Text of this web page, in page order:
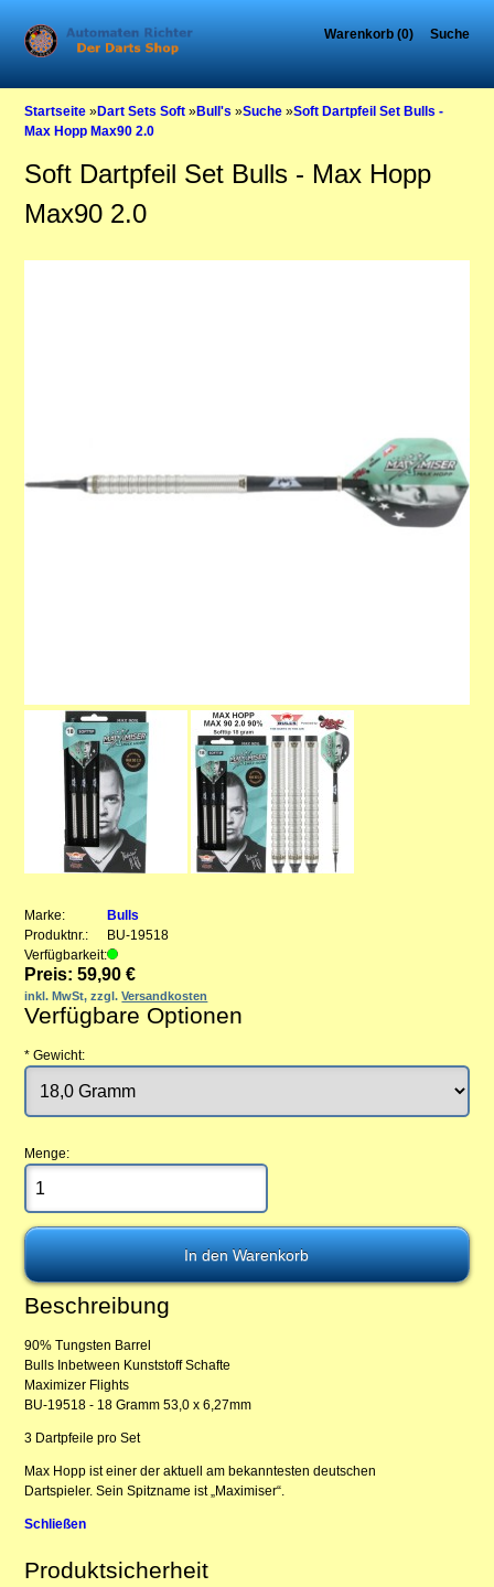
Warenkorb (0) Suche
Startseite »Dart Sets Soft »Bull's »Suche »Soft Dartpfeil Set Bulls -
Max Hopp Max90 2.0
Soft Dartpfeil Set Bulls - Max Hopp
Max90 2.0
Marke:
Bulls
Produktnr.:
BU-19518
Verfügbarkeit:
Preis: 59,90 €
inkl. MwSt, zzgl.Versandkosten
Verfügbare Optionen
* Gewicht:
Menge:
Beschreibung
90% Tungsten Barrel
Bulls Inbetween Kunststoff Schafte
Maximizer Flights
BU-19518 - 18 Gramm 53,0 x 6,27mm
3 Dartpfeile pro Set
Max Hopp ist einer der aktuell am bekanntesten deutschen
Dartspieler. Sein Spitzname ist „Maximiser“.
Schließen
Produktsicherheit